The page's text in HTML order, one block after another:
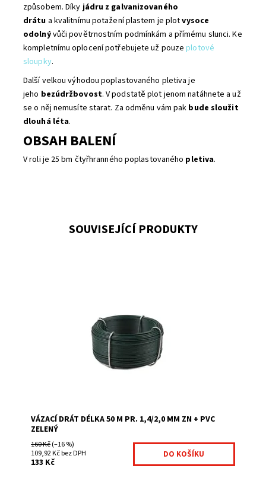
způsobem. Díkyjádru z galvanizovaného
drátu a kvalitnímu potažení plastem je plotvysoce
odolnývůči povětrnostním podmínkám a přímému slunci. Ke
kompletnímu oplocení potřebujete už pouze plotové
sloupky.
Další velkou výhodou poplastovaného pletiva je
jeho bezúdržbovost. V podstatě plot jenom natáhnete a už
se o něj nemusíte starat. Za odměnu vám pak bude sloužit
dlouhá léta.
OBSAH BALENÍ
V roli je 25 bm čtyřhranného poplastovaného pletiva.
SOUVISEJÍCÍ PRODUKTY
průměr 2.0 mm ve svitku je 50 bm
Na centrálním skladě
7026088-84
Fence consulting
VÁZACÍ DRÁT DÉLKA 50 M PR. 1,4/2,0 MM ZN + PVC
ZELENÝ
160 Kč(–16 %)
109,92 Kč bez DPH
133 Kč